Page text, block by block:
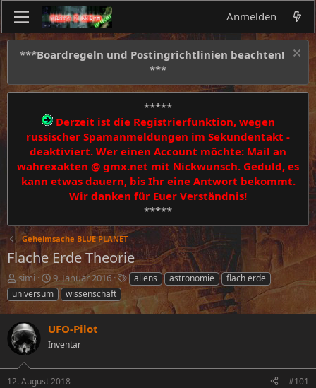
Anmelden
***Boardregeln und Postingrichtlinien beachten!
***
*****
Derzeit ist die Registrierfunktion, wegen
russischer Spamanmeldungen im Sekundentakt -
deaktiviert. Wer einen Account möchte: Mail an
wahrexakten @ gmx.net mit Nickwunsch. Geduld, es
kann etwas dauern, bis Ihr eine Antwort bekommt.
Wir danken für Euer Verständnis!
*****
Geheimsache BLUE PLANET
Flache Erde Theorie
E
r
s
t
e
l
l
e
simi
E
r
s
t
e
l
t
a
9. Januar 2016
S
c
l
o
aliens astronomie
flach erde
universum
wissenschaft
UFO-Pilot
Inventar
12. August 2018 #101